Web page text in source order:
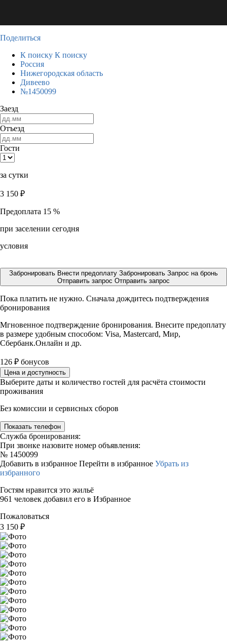
Поделиться
К поиску К поиску
Россия
Нижегородская область
Дивеево
№1450099
Заезд
Отъезд
Гости
за сутки
3 150 ₽
Предоплата 15 %
при заселении сегодня
условия
Забронировать Внести предоплату Забронировать Запрос на бронь
Отправить запрос Отправить запрос
Пока платить не нужно. Сначала дождитесь подтверждения
бронирования
Мгновенное подтверждение бронирования. Внесите предоплату
в размере удобным способом: Visa, Mastercard, Мир,
Сбербанк.Онлайн и др.
126 ₽ бонусов
Цена и доступность
Выберите даты и количество гостей для расчёта стоимости
проживания
Без комиссии и сервисных сборов
Показать телефон
Служба бронирования:
При звонке назовите номер объявления:
№ 1450099
Добавить в избранное Перейти в избранное Убрать из
избранного
Гостям нравится это жильё
961 человек добавил его в Избранное
Пожаловаться
3 150 ₽